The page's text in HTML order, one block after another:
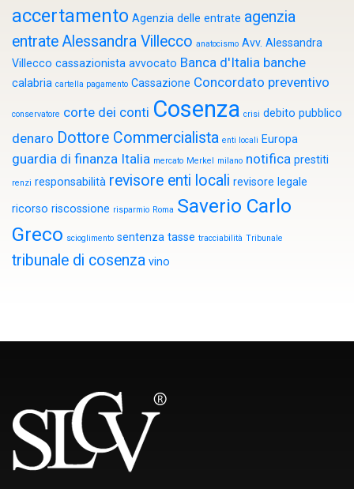
accertamento Agenzia delle entrate agenzia
entrateAlessandra Villecco anatocismo Avv. Alessandra
Villecco cassazionista avvocato Banca d'Italia banche
calabria cartella pagamento Cassazione Concordato preventivo
conservatore corte dei conti Cosenza crisi debito pubblico
denaro Dottore Commercialista enti locali Europa
guardia di finanza Italia mercato Merkel milano notifica prestiti
renzi responsabilità revisore enti locali revisore legale
ricorso riscossione risparmio Roma Saverio Carlo
Greco scioglimento sentenza tasse tracciabilità Tribunale
tribunale di cosenza vino